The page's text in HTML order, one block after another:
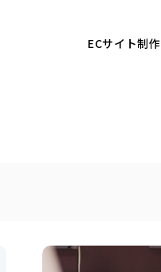
ECサイト制作